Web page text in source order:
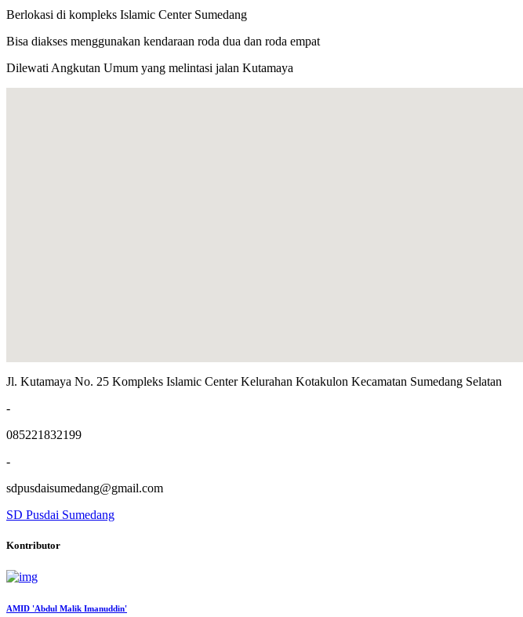
Berlokasi di kompleks Islamic Center Sumedang
Bisa diakses menggunakan kendaraan roda dua dan roda empat
Dilewati Angkutan Umum yang melintasi jalan Kutamaya
Jl. Kutamaya No. 25 Kompleks Islamic Center Kelurahan Kotakulon Kecamatan Sumedang Selatan
-
085221832199
-
sdpusdaisumedang@gmail.com
SD Pusdai Sumedang
Kontributor
AMID 'Abdul Malik Imanuddin'